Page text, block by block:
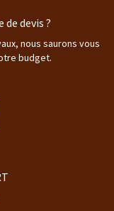
de devis ?
nous saurons vous
budget.